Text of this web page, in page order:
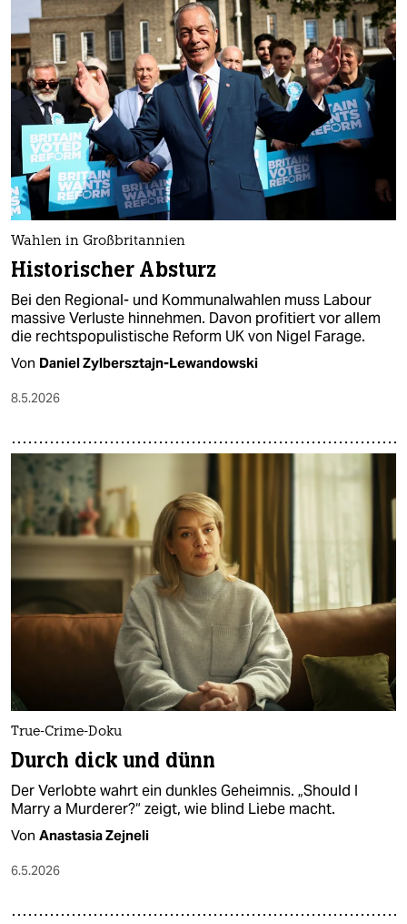
Wahlen in Großbritannien
Historischer Absturz
Bei den Regional- und Kommunalwahlen muss Labour
massive Verluste hinnehmen. Davon profitiert vor allem
die rechtspopulistische Reform UK von Nigel Farage.
Von Daniel Zylbersztajn-Lewandowski
8.5.2026
True-Crime-Doku
Durch dick und dünn
Der Verlobte wahrt ein dunkles Geheimnis. „Should I
Marry a Murderer?“ zeigt, wie blind Liebe macht.
Von Anastasia Zejneli
6.5.2026